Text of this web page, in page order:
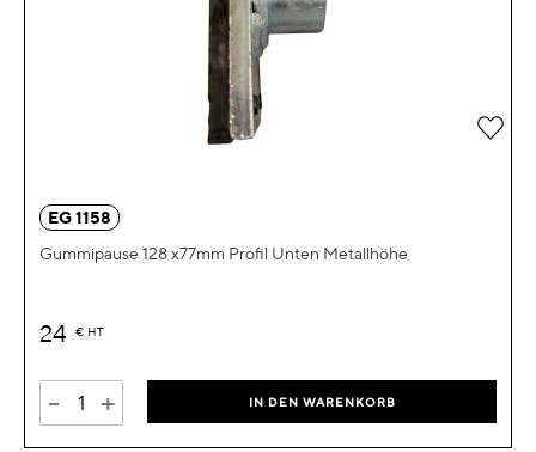
EG 1158
Gummipause 128 x77mm Profil Unten Metallhöhe
24 € HT
- + IN DEN WARENKORB
Zur